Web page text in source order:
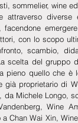
sommelier, wine
diverse
con lo scopo
scambio,
scelta del gruppo
pieno quello che è
proprietario di
Michele Longo,
Wine
Chan Wai Xin,